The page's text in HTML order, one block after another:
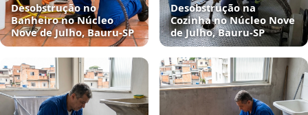
Desobstrução no
Banheiro no Núcleo
Nove de Julho, Bauru‑SP
Desobstrução na
Cozinha no Núcleo Nove
de Julho, Bauru‑SP